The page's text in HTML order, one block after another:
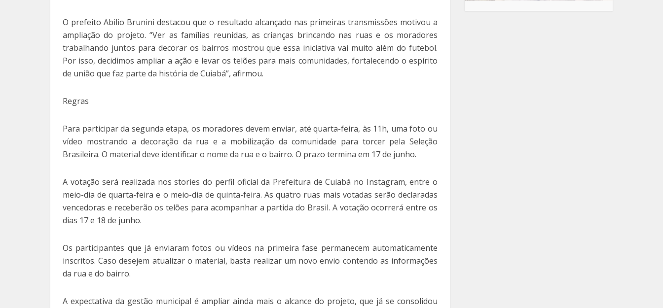
O prefeito Abilio Brunini destacou que o resultado alcançado nas primeiras transmissões motivou a
ampliação do projeto. “Ver as famílias reunidas, as crianças brincando nas ruas e os moradores
trabalhando juntos para decorar os bairros mostrou que essa iniciativa vai muito além do futebol.
Por isso, decidimos ampliar a ação e levar os telões para mais comunidades, fortalecendo o espírito
de união que faz parte da história de Cuiabá”, afirmou.
Regras
Para participar da segunda etapa, os moradores devem enviar, até quarta-feira, às 11h, uma foto ou
vídeo mostrando a decoração da rua e a mobilização da comunidade para torcer pela Seleção
Brasileira. O material deve identificar o nome da rua e o bairro. O prazo termina em 17 de junho.
A votação será realizada nos stories do perfil oficial da Prefeitura de Cuiabá no Instagram, entre o
meio-dia de quarta-feira e o meio-dia de quinta-feira. As quatro ruas mais votadas serão declaradas
vencedoras e receberão os telões para acompanhar a partida do Brasil. A votação ocorrerá entre os
dias 17 e 18 de junho.
Os participantes que já enviaram fotos ou vídeos na primeira fase permanecem automaticamente
inscritos. Caso desejem atualizar o material, basta realizar um novo envio contendo as informações
da rua e do bairro.
A expectativa da gestão municipal é ampliar ainda mais o alcance do projeto, que já se consolidou